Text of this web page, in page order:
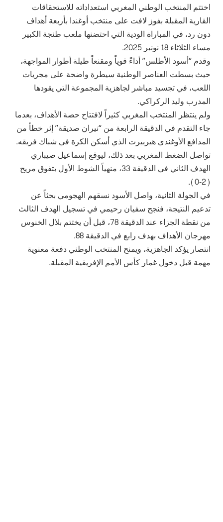
اختتم المنتخب الوطني المغربي استعداداته للاستحقاقات
القارية المقبلة بفوز لافت على منتخب أوغندا بأربعة أهداف
دون رد، في المباراة الودية التي احتضنها ملعب طنجة الكبير
مساء الثلاثاء 18 نونبر 2025.
وقدم “أسود الأطلس” أداءً قوياً ومقنعاً طيلة أطوار المواجهة،
حيث بسطت العناصر الوطنية سيطرة واضحة على مجريات
اللعب، في تجسيد مباشر لجاهزية المجموعة التي يقودها
المدرب وليد الركراكي.
ولم ينتظر المنتخب المغربي كثيراً لافتتاح حصة الأهداف، بعدما
جاء التقدم في الدقيقة الرابعة من “نيران صديقة” إثر خطأ من
المدافع الأوغندي هيربيرت الذي أسكن الكرة في شباك فريقه.
تواصل الضغط المغربي بعد ذلك، ليوقع إسماعيل صيباري
الهدف الثاني في الدقيقة 33، منهياً الشوط الأول بتفوق مريح
(2-0).
في الجولة الثانية، واصل الأسود نسقهم الهجومي بحثاً عن
تدعيم النتيجة، فنجح سفيان رحيمي في تسجيل الهدف الثالث
من نقطة الجزاء عند الدقيقة 78، قبل أن يختتم بلال الخنوس
مهرجان الأهداف بهدف رابع في الدقيقة 88.
انتصار يؤكد الجاهزية، ويمنح المنتخب الوطني دفعة معنوية
مهمة قبل دخول غمار كأس الأمم الإفريقية المقبلة.